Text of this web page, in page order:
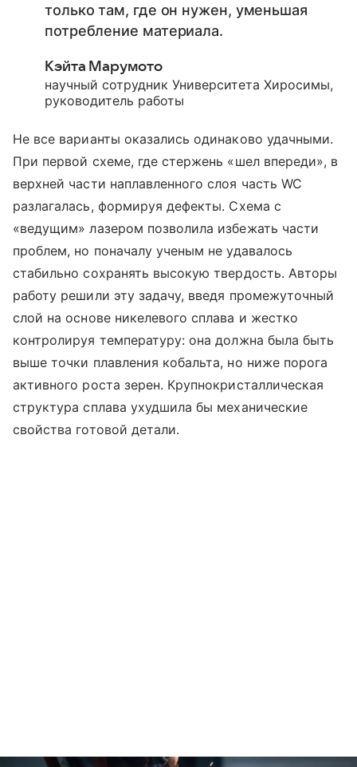
только там, где он нужен, уменьшая
потребление материала.
Кэйта Марумото
научный сотрудник Университета Хиросимы,
руководитель работы
Не все варианты оказались одинаково удачными.
При первой схеме, где стержень «шел впереди», в
верхней части наплавленного слоя часть WC
разлагалась, формируя дефекты. Схема с
«ведущим» лазером позволила избежать части
проблем, но поначалу ученым не удавалось
стабильно сохранять высокую твердость. Авторы
работу решили эту задачу, введя промежуточный
слой на основе никелевого сплава и жестко
контролируя температуру: она должна была быть
выше точки плавления кобальта, но ниже порога
активного роста зерен. Крупнокристаллическая
структура сплава ухудшила бы механические
свойства готовой детали.